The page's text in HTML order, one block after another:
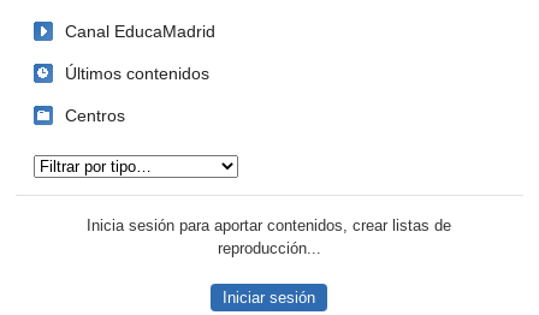
Canal EducaMadrid
Últimos contenidos
Centros
Inicia sesión para aportar contenidos, crear listas de
reproducción...
Iniciar sesión